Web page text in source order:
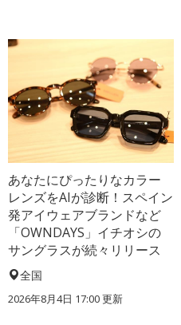
あなたにぴったりなカラー
レンズをAIが診断！スペイン
発アイウェアブランドなど
「OWNDAYS」イチオシの
サングラスが続々リリース
全国
2026年8月4日 17:00更新